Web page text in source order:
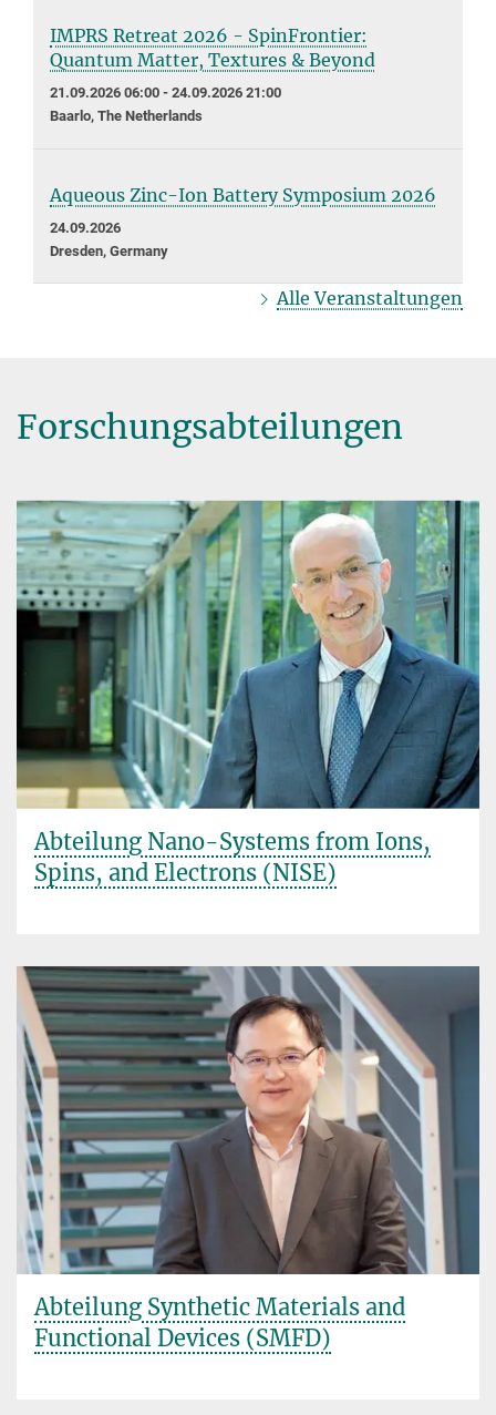
IMPRS Retreat 2026 - SpinFrontier:
Quantum Matter, Textures & Beyond
21.09.2026 06:00 - 24.09.2026 21:00
Baarlo, The Netherlands
Aqueous Zinc-Ion Battery Symposium 2026
24.09.2026
Dresden, Germany
Alle Veranstaltungen
Forschungsabteilungen
Abteilung Nano-Systems from Ions,
Spins, and Electrons (NISE)
Abteilung Synthetic Materials and
Functional Devices (SMFD)